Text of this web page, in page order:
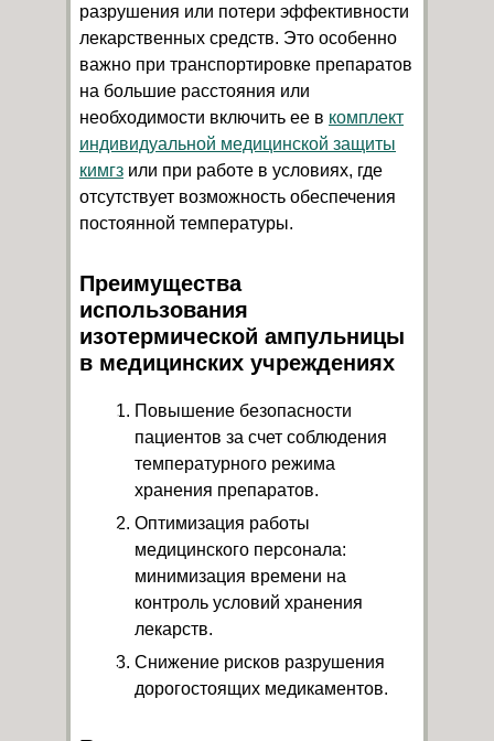
разрушения или потери эффективности
лекарственных средств. Это особенно
важно при транспортировке препаратов
на большие расстояния или
необходимости включить ее в комплект
индивидуальной медицинской защиты
кимгз или при работе в условиях, где
отсутствует возможность обеспечения
постоянной температуры.
Преимущества
использования
изотермической ампульницы
в медицинских учреждениях
Повышение безопасности
пациентов за счет соблюдения
температурного режима
хранения препаратов.
Оптимизация работы
медицинского персонала:
минимизация времени на
контроль условий хранения
лекарств.
Снижение рисков разрушения
дорогостоящих медикаментов.